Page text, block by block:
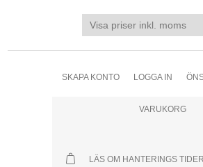
SKAPA KONTO LOGGA IN
VARUKORG
LÄS OM HANTERINGS